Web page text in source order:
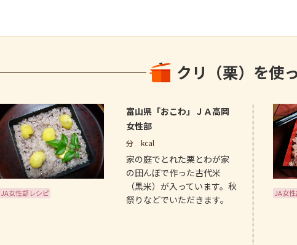
クリ（栗）を使
JA女性部レシピ
富山県「おこわ」ＪＡ高岡
女性部
分 kcal
家の庭でとれた栗とわが家
の田んぼで作った古代米
（黒米）が入っています。秋
祭りなどでいただきます。
JA女